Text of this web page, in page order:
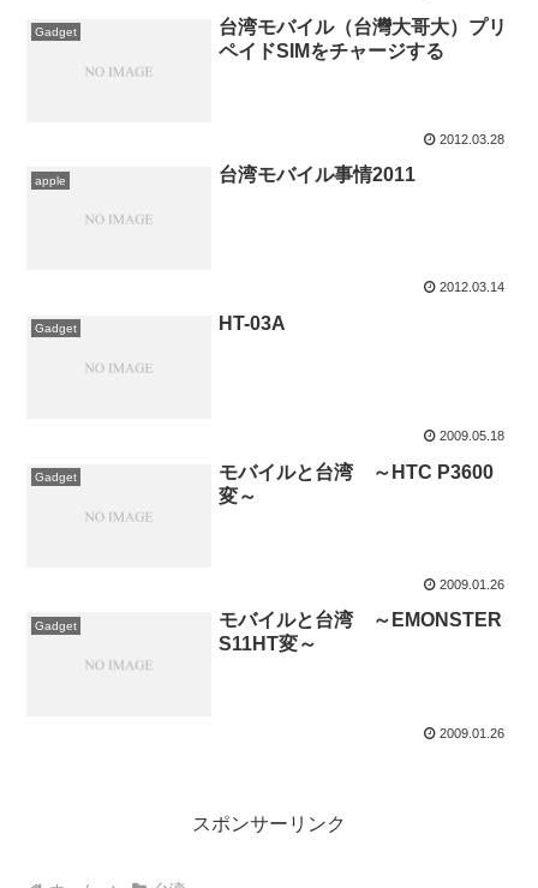
Gadget
台湾モバイル（台灣大哥大）プリ
ペイドSIMをチャージする
2012.03.28
apple 台湾モバイル事情2011
2012.03.14
Gadget HT-03A
2009.05.18
Gadget
モバイルと台湾 ～HTC P3600
変～
2009.01.26
Gadget
モバイルと台湾 ～EMONSTER
S11HT変～
2009.01.26
スポンサーリンク